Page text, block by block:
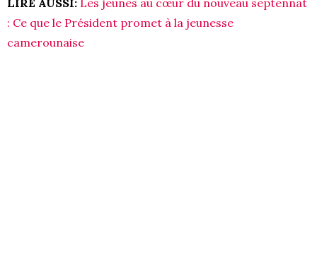
: Ce que le Président promet à la jeunesse
camerounaise